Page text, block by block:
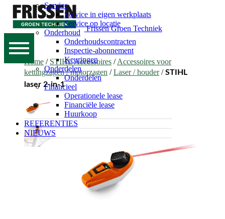
Service
Service in eigen werkplaats
Service op locatie
Onderhoud
Onderhoudscontracten
Inspectie-abonnement
Keuringen
Onderdelen
Onderdelen
Financieel
Operationele lease
Financiële lease
Huurkoop
REFERENTIES
NIEUWS
Frissen Groen Techniek
Home / STIHL Accessoires /Accessoires voor
kettingzagen / motorzagen /Laser / houder/STIHL
laser 2-in-1